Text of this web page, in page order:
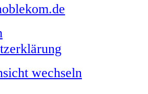
wechseln